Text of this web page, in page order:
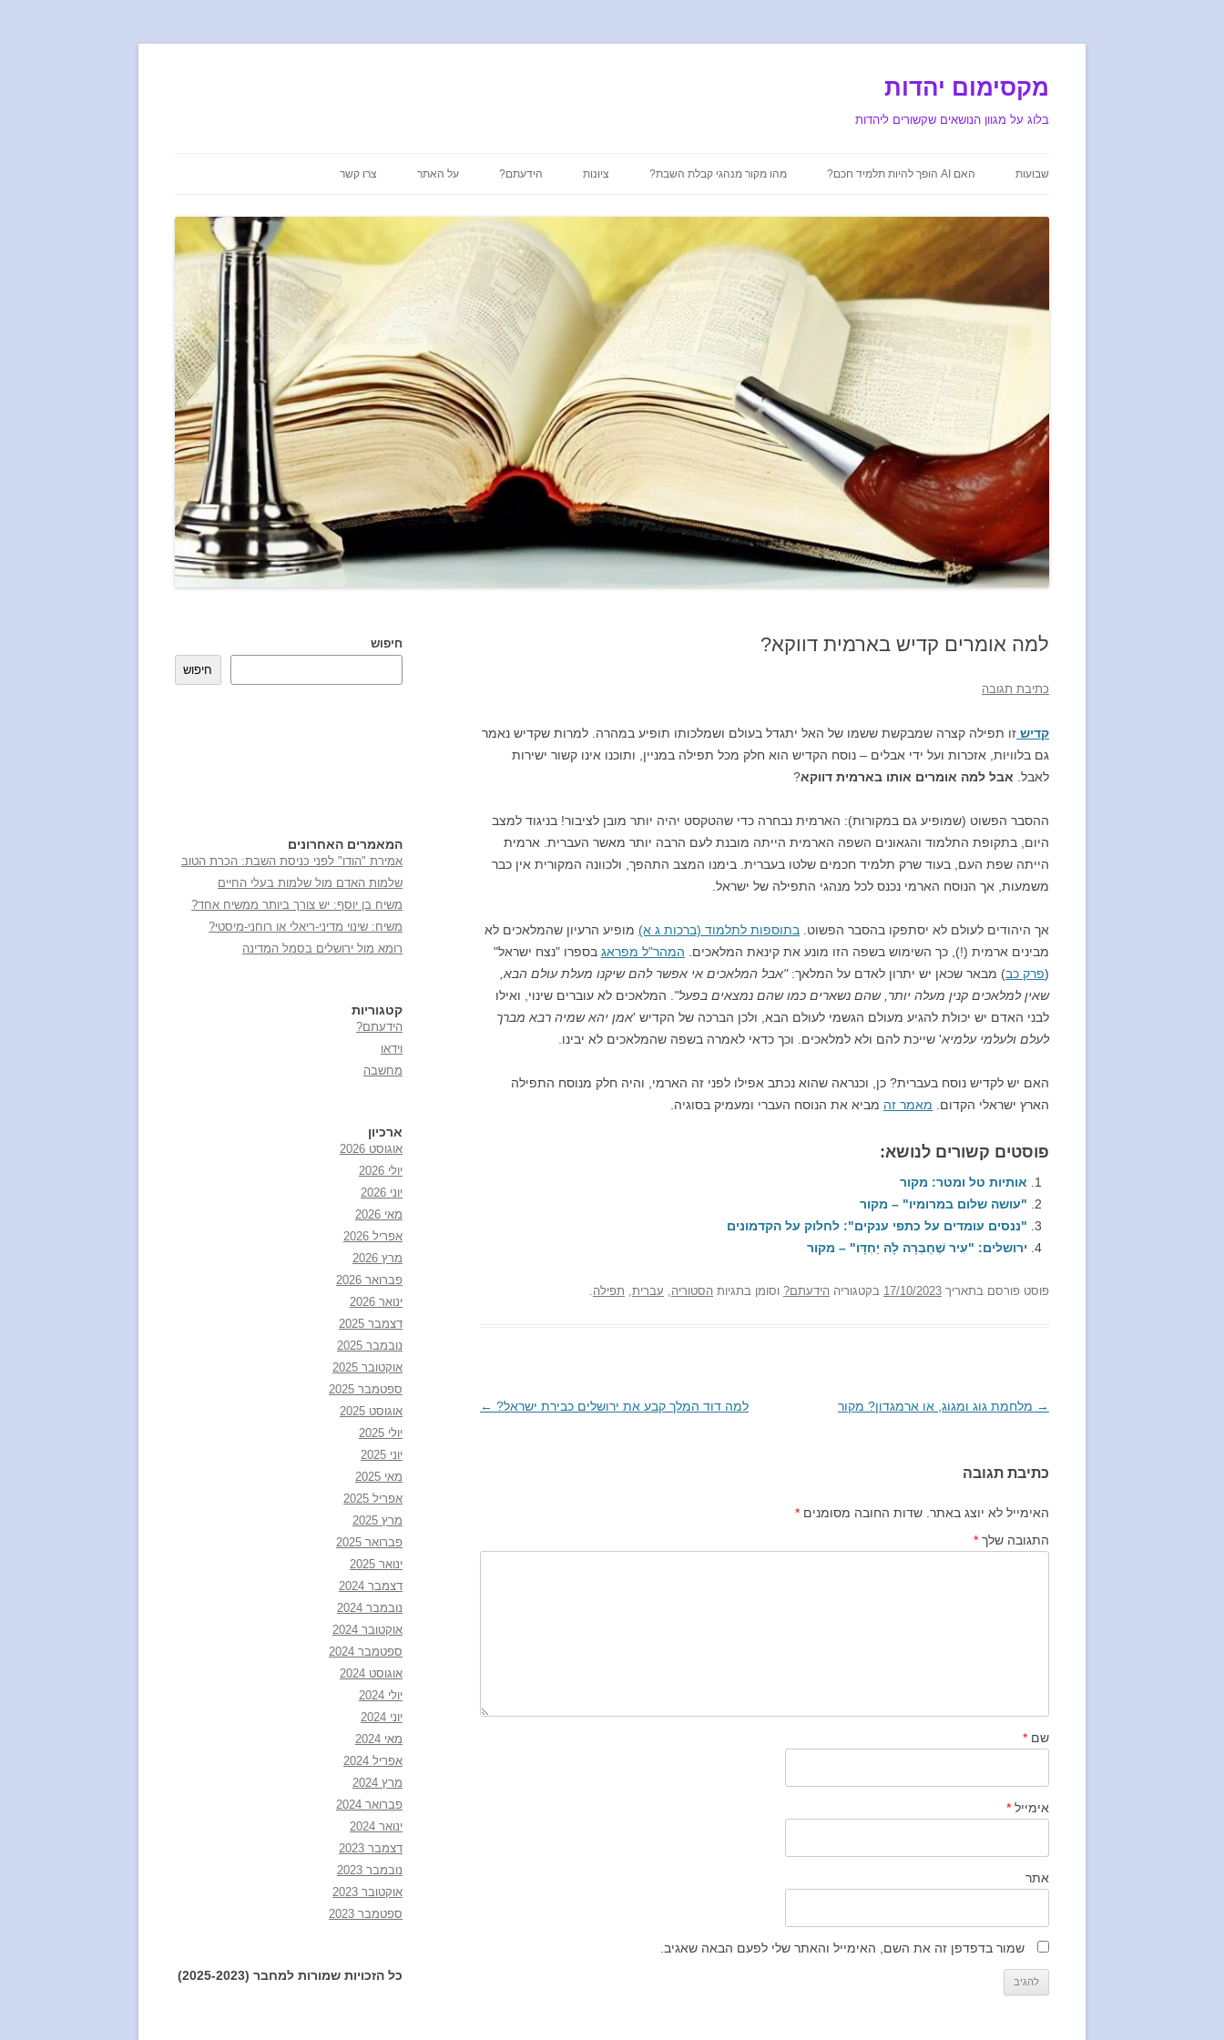
מקסימום יהדות
בלוג על מגוון הנושאים שקשורים ליהדות
לתוכן
שבועות האם AI הופך להיות תלמיד חכם? מהו מקור מנהגי קבלת השבת? ציונות הידעתם? על האתר צרו קשר
למה אומרים קדיש בארמית דווקא?
כתיבת תגובה
קדיש זו תפילה קצרה שמבקשת ששמו של האל יתגדל בעולם ושמלכותו תופיע במהרה. למרות שקדיש נאמר
גם בלוויות, אזכרות ועל ידי אבלים – נוסח הקדיש הוא חלק מכל תפילה במניין, ותוכנו אינו קשור ישירות
לאבל. אבל למה אומרים אותו בארמית דווקא?
ההסבר הפשוט (שמופיע גם במקורות): הארמית נבחרה כדי שהטקסט יהיה יותר מובן לציבור! בניגוד למצב
היום, בתקופת התלמוד והגאונים השפה הארמית הייתה מובנת לעם הרבה יותר מאשר העברית. ארמית
הייתה שפת העם, בעוד שרק תלמיד חכמים שלטו בעברית. בימנו המצב התהפך, ולכוונה המקורית אין כבר
משמעות, אך הנוסח הארמי נכנס לכל מנהגי התפילה של ישראל.
אך היהודים לעולם לא יסתפקו בהסבר הפשוט. בתוספות לתלמוד (ברכות ג א) מופיע הרעיון שהמלאכים לא
מבינים ארמית (!), כך השימוש בשפה הזו מונע את קינאת המלאכים. המהר"ל מפראג בספרו "נצח ישראל"
(פרק כב) מבאר שכאן יש יתרון לאדם על המלאך:"אבל המלאכים אי אפשר להם שיקנו מעלת עולם הבא,
שאין למלאכים קנין מעלה יותר, שהם נשארים כמו שהם נמצאים בפעל". המלאכים לא עוברים שינוי, ואילו
לבני האדם יש יכולת להגיע מעולם הגשמי לעולם הבא, ולכן הברכה של הקדיש 'אמן יהא שמיה רבא מברך
לעלם ולעלמי עלמיא' שייכת להם ולא למלאכים. וכך כדאי לאמרה בשפה שהמלאכים לא יבינו.
האם יש לקדיש נוסח בעברית? כן, וכנראה שהוא נכתב אפילו לפני זה הארמי, והיה חלק מנוסח התפילה
הארץ ישראלי הקדום. מאמר זה מביא את הנוסח העברי ומעמיק בסוגיה.
פוסטים קשורים לנושא:
אותיות טל ומטר: מקור
"עושה שלום במרומיו" – מקור
"ננסים עומדים על כתפי ענקים": לחלוק על הקדמונים
ירושלים: "עִיר שֶׁחֻבְּרָה לָהּ יַחְדָּו" – מקור
פוסט פורסם בתאריך 17/10/2023 בקטגוריה הידעתם? וסומן בתגיות הסטוריה, עברית, תפילה.
ניווט
→ מלחמת גוג ומגוג, או ארמגדון? מקור למה דוד המלך קבע את ירושלים כבירת ישראל? ←
כתיבת תגובה
האימייל לא יוצג באתר. שדות החובה מסומנים *
התגובה שלך *
שם *
אימייל *
אתר
שמור בדפדפן זה את השם, האימייל והאתר שלי לפעם הבאה שאגיב.
חיפוש
חיפוש
המאמרים האחרונים
אמירת "הודו" לפני כניסת השבת: הכרת הטוב
שלמות האדם מול שלמות בעלי החיים
משיח בן יוסף: יש צורך ביותר ממשיח אחד?
משיח: שינוי מדיני-ריאלי או רוחני-מיסטי?
רומא מול ירושלים בסמל המדינה
קטגוריות
הידעתם?
וידאו
מחשבה
ארכיון
אוגוסט 2026
יולי 2026
יוני 2026
מאי 2026
אפריל 2026
מרץ 2026
פברואר 2026
ינואר 2026
דצמבר 2025
נובמבר 2025
אוקטובר 2025
ספטמבר 2025
אוגוסט 2025
יולי 2025
יוני 2025
מאי 2025
אפריל 2025
מרץ 2025
פברואר 2025
ינואר 2025
דצמבר 2024
נובמבר 2024
אוקטובר 2024
ספטמבר 2024
אוגוסט 2024
יולי 2024
יוני 2024
מאי 2024
אפריל 2024
מרץ 2024
פברואר 2024
ינואר 2024
דצמבר 2023
נובמבר 2023
אוקטובר 2023
ספטמבר 2023
כל הזכויות שמורות למחבר (2025-2023)